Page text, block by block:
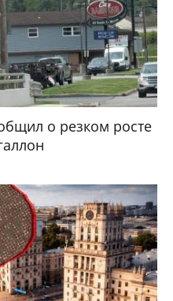
о резком росте